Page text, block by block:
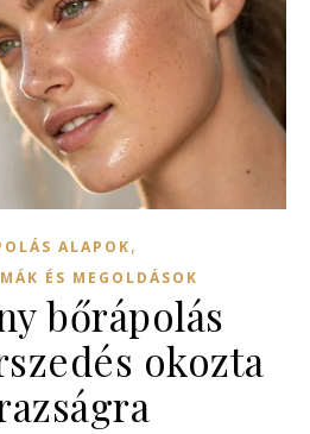
ALAPOK,
ÉS MEGOLDÁSOK
bőrápolás
okozta